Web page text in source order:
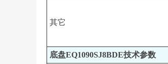
其它
底盘EQ1090SJ8BDE技术参数